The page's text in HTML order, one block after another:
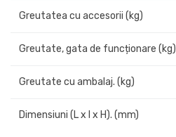
Greutatea cu accesorii (kg)
Greutate, gata de funcționare (kg)
Greutate cu ambalaj. (kg)
Dimensiuni (L x l x H). (mm)